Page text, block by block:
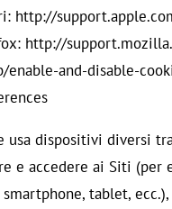
http://
http://
enable-and-disable-
usa dispositivi diversi
e accedere ai Siti (per
tablet,